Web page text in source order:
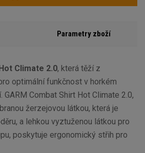
Parametry zboží
Climate 2.0, která těží z
optimální funkčnost v horkém
Combat Shirt Hot Climate 2.0,
žerzejovou látkou, která je
a lehkou vyztuženou látkou pro
poskytuje ergonomický střih pro